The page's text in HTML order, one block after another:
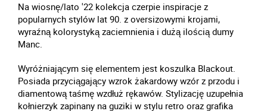
Na wiosnę/lato '22 kolekcja czerpie inspiracje z
popularnych stylów lat 90. z oversizowymi krojami,
wyraźną kolorystyką zaciemnienia i dużą ilością dumy
Manc.
Wyróżniającym się elementem jest koszulka Blackout.
Posiada przyciągający wzrok żakardowy wzór z przodu i
diamentową taśmę wzdłuż rękawów. Stylizację uzupełnia
kołnierzyk zapinany na guziki w stylu retro oraz grafika